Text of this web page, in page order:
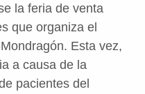
la feria de venta
que organiza el
Esta vez,
a causa de la
pacientes del